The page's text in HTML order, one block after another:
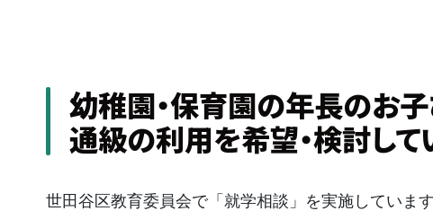
幼稚園・保育園の年長のお
通級の利用を希望・検討し
世田谷区教育委員会で「就学相談」を実施しています